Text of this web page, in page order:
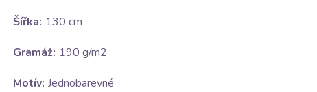
Šířka: 130 cm
Gramáž: 190 g/m2
Motív: Jednobarevné